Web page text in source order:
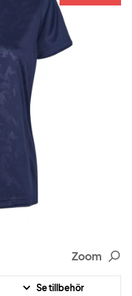
Zoom
Se tillbehör